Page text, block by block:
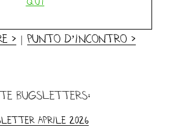
> | Punto d’incontro >
Bugsletters:
Aprile 2026